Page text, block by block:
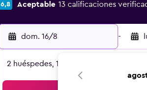
6,8 Aceptable 13 calificaciones
dom. 16/8 -
2 huéspedes, 1 habitación